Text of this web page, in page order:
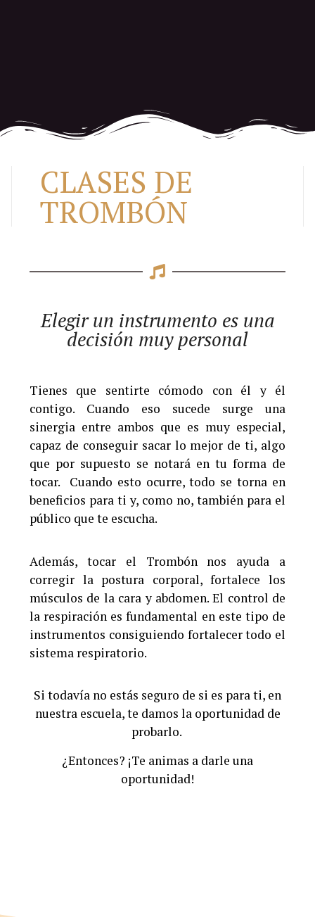
CLASES DE
TROMBÓN
Elegir un instrumento es una
decisión muy personal
Tienes que sentirte cómodo con él y él
contigo. Cuando eso sucede surge una
sinergia entre ambos que es muy especial,
capaz de conseguir sacar lo mejor de ti, algo
que por supuesto se notará en tu forma de
tocar. Cuando esto ocurre, todo se torna en
beneficios para ti y, como no, también para el
público que te escucha.
Además, tocar el Trombón nos ayuda a
corregir la postura corporal, fortalece los
músculos de la cara y abdomen. El control de
la respiración es fundamental en este tipo de
instrumentos consiguiendo fortalecer todo el
sistema respiratorio.
Si todavía no estás seguro de si es para ti, en
nuestra escuela, te damos la oportunidad de
probarlo.
¿Entonces? ¡Te animas a darle una
oportunidad!